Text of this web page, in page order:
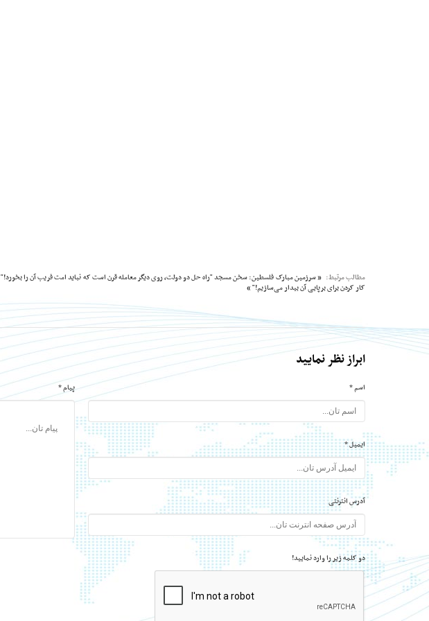
مطالب مرتبط: « سرزمین مبارک فلسطین: سخن مسجد "راه حل دو دولت، روی دیگر معامله قرن است که نباید امت فریب آن را بخورد!"
کار کردن برای برپایی آن بیدار می‌سازیم!" »
ابراز نظر نمایید
اسم *
ایمیل *
آدرس انترنتی
دو کلمه زیر را وارد نمایید!
پیام *